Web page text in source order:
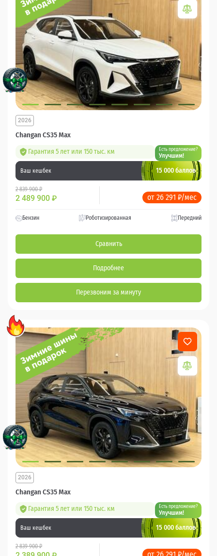
Changan CS35 Max
2026
Гарантия 5 лет или 150 тыс. км Есть предложение?
Улучшим!
Ваш кешбек 15 000 баллов
2 839 900 ₽
2 489 900 ₽ от 26 291 ₽/мес
Бензин Роботизированная Передний
Сравнить
Подробнее
Перезвоним за минуту
Changan CS35 Max
2026
Гарантия 5 лет или 150 тыс. км Есть предложение?
Улучшим!
Ваш кешбек 15 000 баллов
2 839 900 ₽